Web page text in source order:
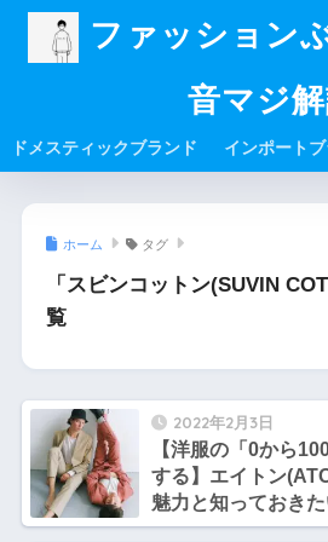
ファッション
音マジ
ドメスティックブランド インポート
ホーム タグ
「スビンコットン(SUVIN
覧
2022年2月3日
【洋服の「0から
する】エイトン
魅力と知っておき
とは？【ブランド